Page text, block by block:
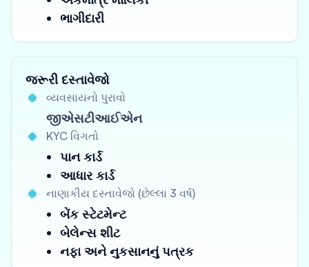
ભાગીદારી
જરૂરી દસ્તાવેજો
વ્યવસાયનો પુરાવો
જીએસટીઆઈએન
KYC વિગતો
પાન કાર્ડ
આધાર કાર્ડ
નાણાકીય દસ્તાવેજો (છેલ્લા 3 વર્ષ)
બેંક સ્ટેટમેન્ટ
બેલેન્સ શીટ
નફા અને નુકસાનનું પત્રક